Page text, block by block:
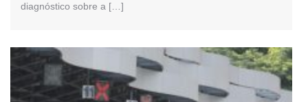
diagnóstico sobre a […]